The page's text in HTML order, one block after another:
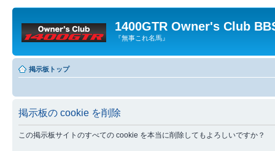
1400GTR Owner's Club
『無事これ名馬』
掲示板トップ
掲示板の cookie を削除
この掲示板サイトのすべての cookie を本当に削除してもよろしいですか？